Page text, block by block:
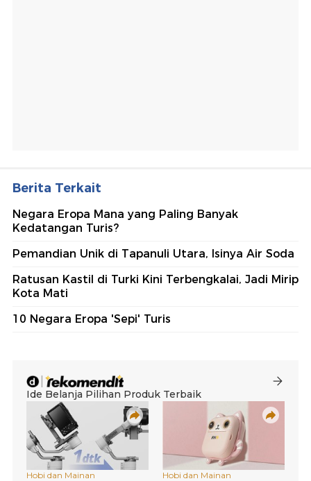
Berita Terkait
Negara Eropa Mana yang Paling Banyak
Kedatangan Turis?
Pemandian Unik di Tapanuli Utara, Isinya Air Soda
Ratusan Kastil di Turki Kini Terbengkalai, Jadi Mirip
Kota Mati
10 Negara Eropa 'Sepi' Turis